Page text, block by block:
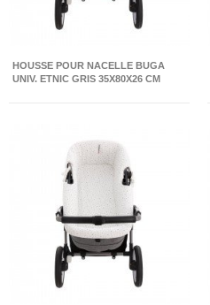
HOUSSE POUR NACELLE BUGA
UNIV. ETNIC GRIS 35X80X26 CM